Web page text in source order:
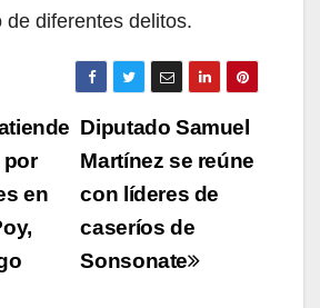
de diferentes delitos.
Diputado Samuel
Martínez se reúne
con líderes de
caseríos de
Sonsonate
por
en